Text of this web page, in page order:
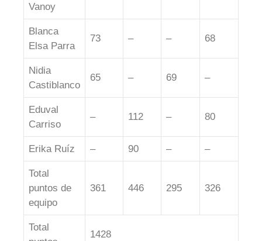
Vanoy
Blanca
Elsa Parra
73 – – 68
Nidia
Castiblanco
65 – 69 –
Eduval
Carriso
– 112 – 80
Erika Ruíz – 90 – –
Total
puntos de
equipo
361 446 295 326
Total
1428